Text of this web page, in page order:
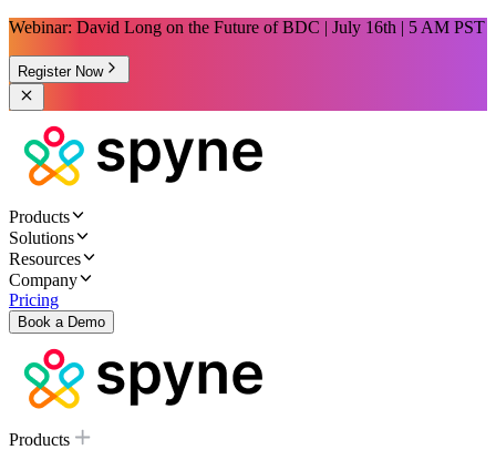
Webinar: David Long on the Future of BDC | July 16th | 5 AM PST
Register Now
Products
Solutions
Resources
Company
Pricing
Book a Demo
Products